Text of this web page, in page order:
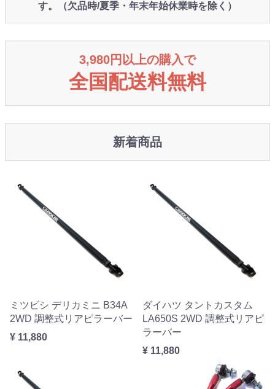
す。（欠品時/夏季・年末年始休業時を除く）
3,980円以上の購入で
全国配送料無料
新着商品
ミツビシ デリカミニ B34A
2WD 調整式リアピラーバー
¥ 11,880
ダイハツ タントカスタム
LA650S 2WD 調整式リアピ
ラーバー
¥ 11,880